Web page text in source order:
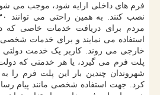
فرم های داخلی ارایه شود، موجب می
مردم برای دریافت خدمات خاصی که
استفاده می نمایند و برای خدمات
خارجی می روند. کاربر یک خدمت دولتی و
پلت فرم می گیرد، یا هر خدمتی که دولت
شهروندان چندین بار این پلت فرم را
کرد. جهت استفاده شخصی مانند پیام